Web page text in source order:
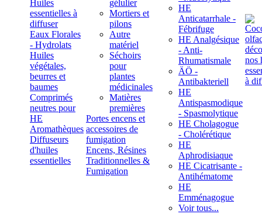
Huiles
essentielles à
diffuser
Eaux Florales
- Hydrolats
Huiles
végétales,
beurres et
baumes
Comprimés
neutres pour
HE
Aromathèques
Diffuseurs
d'huiles
essentielles
gélulier
Mortiers et
pilons
Autre
matériel
Séchoirs
pour
plantes
médicinales
Matières
premières
Portes encens et
accessoires de
fumigation
Encens, Résines
Traditionnelles &
Fumigation
HE
Anticatarrhale -
Fébrifuge
HE Analgésique
- Anti-
Rhumatismale
ÄÖ -
Antibakteriell
HE
Antispasmodique
- Spasmolytique
HE Cholagogue
- Cholérétique
HE
Aphrodisiaque
HE Cicatrisante -
Antihématome
HE
Emménagogue
Voir tous...